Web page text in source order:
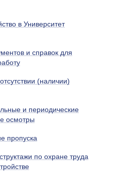
в Университет
и справок для
(наличии)
и периодические
осмотры
пропуска
по охране труда